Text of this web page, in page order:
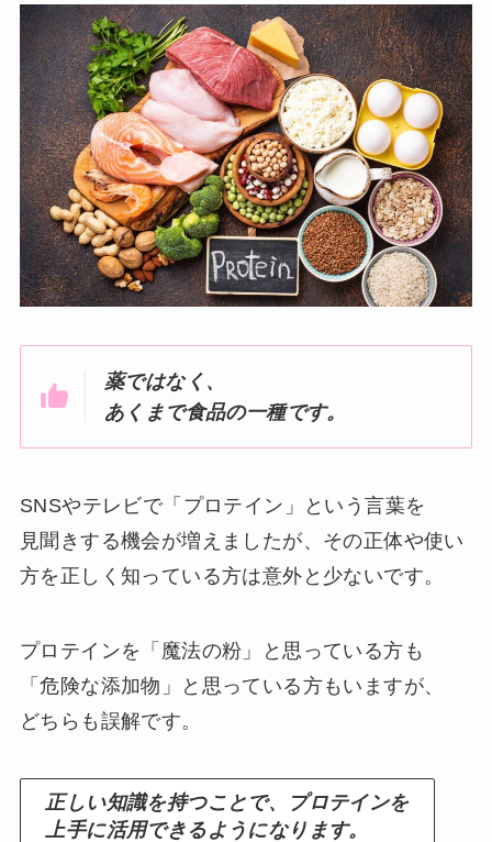
薬ではなく、
あくまで食品の一種です。
SNSやテレビで「プロテイン」という言葉を
見聞きする機会が増えましたが、その正体や使い
方を正しく知っている方は意外と少ないです。
プロテインを「魔法の粉」と思っている方も
「危険な添加物」と思っている方もいますが、
どちらも誤解です。
正しい知識を持つことで、プロテインを
上手に活用できるようになります。